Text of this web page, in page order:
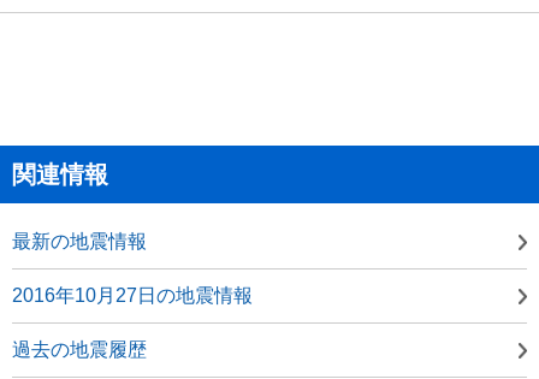
関連情報
最新の地震情報
2016年10月27日の地震情報
過去の地震履歴